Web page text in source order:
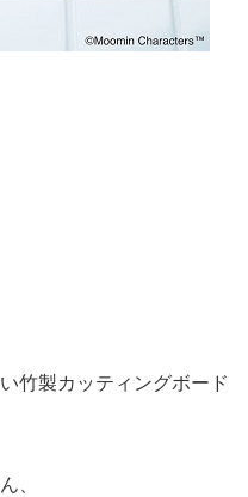
竹製カッティングボード
、